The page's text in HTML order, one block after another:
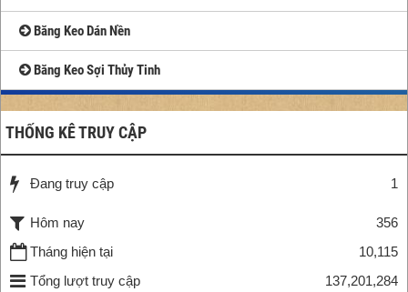
Băng Keo Dán Nền
Băng Keo Sợi Thủy Tinh
THỐNG KÊ TRUY CẬP
Đang truy cập 1
Hôm nay
356
Tháng hiện tại
10,115
Tổng lượt truy cập
137,201,284